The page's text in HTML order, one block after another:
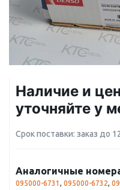
Наличие и
уточняйте у
Срок поставки: заказ до
Аналогичные
095000-6731 , 095000-6732,